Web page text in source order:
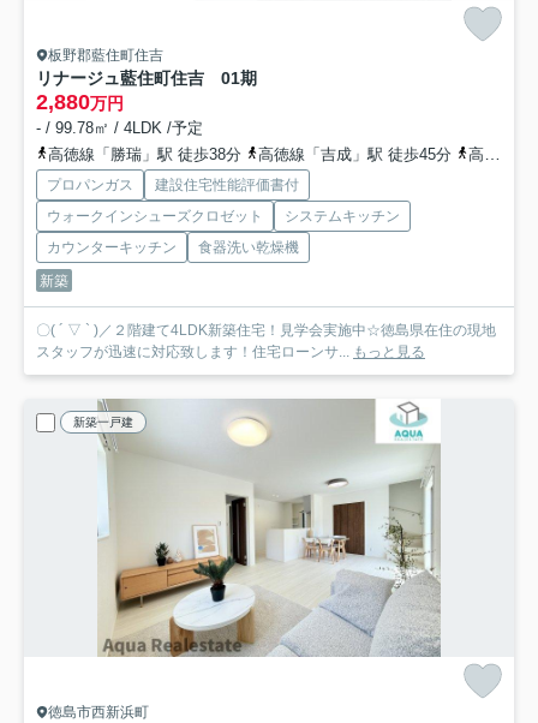
板野郡藍住町住吉
リナージュ藍住町住吉 01期
2,880万円
- / 99.78㎡ / 4LDK /予定
高徳線「勝瑞」駅 徒歩38分
高徳線「吉成」駅 徒歩45分 高徳線「阿波川端」駅 徒歩48分
プロパンガス
建設住宅性能評価書付
ウォークインシューズクロゼット
システムキッチン
カウンターキッチン
食器洗い乾燥機
新築
〇( ´ ▽ ` )／２階建て4LDK新築住宅！見学会実施中☆徳島県在住の現地
スタッフが迅速に対応致します！住宅ローンサ... もっと見る
新築一戸建
徳島市西新浜町